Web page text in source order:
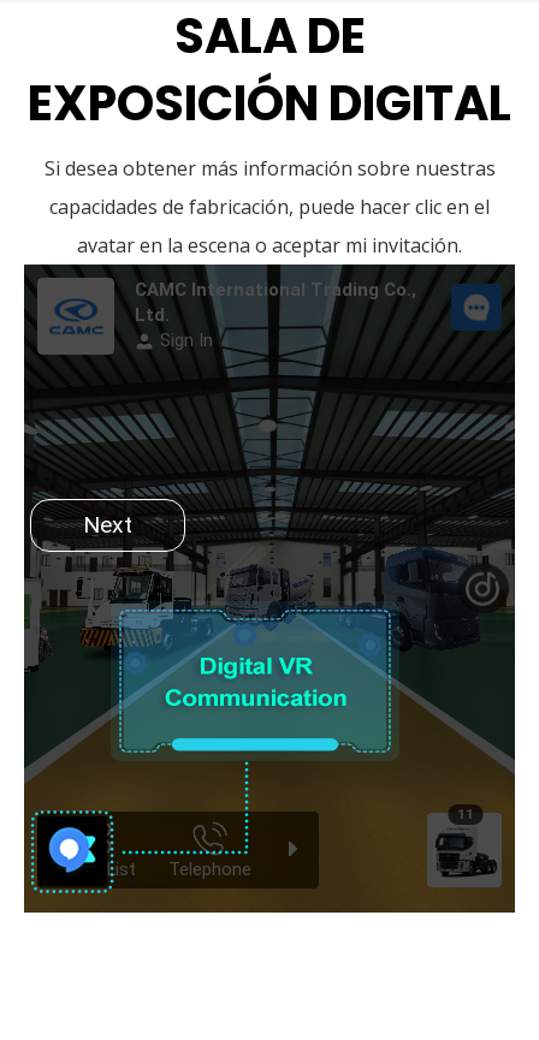
SALA DE
EXPOSICIÓN DIGITAL
Si desea obtener más información sobre nuestras
capacidades de fabricación, puede hacer clic en el
avatar en la escena o aceptar mi invitación.